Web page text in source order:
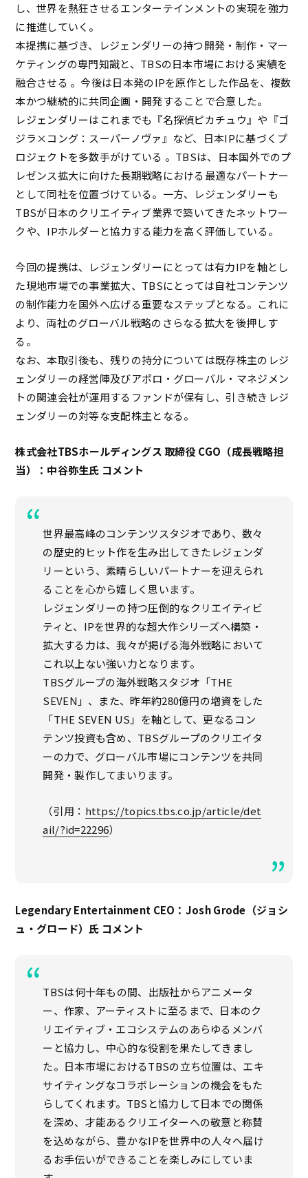
し、世界を熱狂させるエンターテインメントの実現を強力
に推進していく。
本提携に基づき、レジェンダリーの持つ開発・制作・マー
ケティングの専門知識と、TBSの日本市場における実績を
融合させる 。今後は日本発のIPを原作とした作品を、複数
本かつ継続的に共同企画・開発することで合意した。
レジェンダリーはこれまでも『名探偵ピカチュウ』や『ゴ
ジラ×コング：スーパーノヴァ』など、日本IPに基づくプ
ロジェクトを多数手がけている 。TBSは、日本国外でのプ
レゼンス拡大に向けた長期戦略における最適なパートナー
として同社を位置づけている。一方、レジェンダリーも
TBSが日本のクリエイティブ業界で築いてきたネットワー
クや、IPホルダーと協力する能力を高く評価している。
今回の提携は、レジェンダリーにとっては有力IPを軸とし
た現地市場での事業拡大、TBSにとっては自社コンテンツ
の制作能力を国外へ広げる重要なステップとなる。これに
より、両社のグローバル戦略のさらなる拡大を後押しす
る。
なお、本取引後も、残りの持分については既存株主のレジ
ェンダリーの経営陣及びアポロ・グローバル・マネジメン
トの関連会社が運用するファンドが保有し、引き続きレジ
ェンダリーの対等な支配株主となる。
株式会社TBSホールディングス 取締役 CGO（成長戦略担
当）：中谷弥生氏 コメント
世界最高峰のコンテンツスタジオであり、数々
の歴史的ヒット作を生み出してきたレジェンダ
リーという、素晴らしいパートナーを迎えられ
ることを心から嬉しく思います。
レジェンダリーの持つ圧倒的なクリエイティビ
ティと、IPを世界的な超大作シリーズへ構築・
拡大する力は、我々が掲げる海外戦略において
これ以上ない強い力となります。
TBSグループの海外戦略スタジオ「THE
SEVEN」、また、昨年約280億円の増資をした
「THE SEVEN US」を軸として、更なるコン
テンツ投資も含め、TBSグループのクリエイタ
ーの力で、グローバル市場にコンテンツを共同
開発・製作してまいります。
（引用： https://topics.tbs.co.jp/article/det
ail/?id=22296）
Legendary Entertainment CEO：Josh Grode（ジョシ
ュ・グロード）氏 コメント
TBSは何十年もの間、出版社からアニメータ
ー、作家、アーティストに至るまで、日本のク
リエイティブ・エコシステムのあらゆるメンバ
ーと協力し、中心的な役割を果たしてきまし
た。日本市場におけるTBSの立ち位置は、エキ
サイティングなコラボレーションの機会をもた
らしてくれます。TBSと協力して日本での関係
を深め、才能あるクリエイターへの敬意と称賛
を込めながら、豊かなIPを世界中の人々へ届け
るお手伝いができることを楽しみにしていま